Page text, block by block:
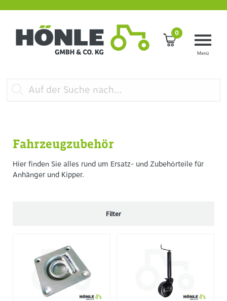
0
Fahrzeugzubehör
Hier finden Sie alles rund um Ersatz- und Zubehörteile für
Anhänger und Kipper.
Filter